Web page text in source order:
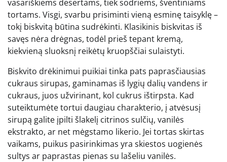
vasariškiems desertams, tiek sodriems, šventiniams
tortams. Visgi, svarbu prisiminti vieną esminę taisyklę –
tokį biskvitą būtina sudrėkinti. Klasikinis biskvitas iš
savęs nėra drėgnas, todėl prieš tepant kremą,
kiekvieną sluoksnį reikėtų kruopščiai sulaistyti.
Biskvito drėkinimui puikiai tinka pats paprasčiausias
cukraus sirupas, gaminamas iš lygių dalių vandens ir
cukraus, juos užvirinant, kol cukrus ištirpsta. Kad
suteiktumėte tortui daugiau charakterio, į atvėsusį
sirupą galite įpilti šlakelį citrinos sulčių, vanilės
ekstrakto, ar net mėgstamo likerio. Jei tortas skirtas
vaikams, puikus pasirinkimas yra skiestos uogienės
sultys ar paprastas pienas su lašeliu vanilės.